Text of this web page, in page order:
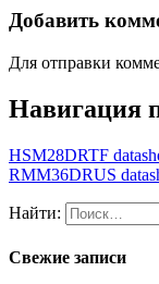
Добавить
Для отправки
Навигация
HSM28DRTF
RMM36DRUS
Найти:
Свежие записи